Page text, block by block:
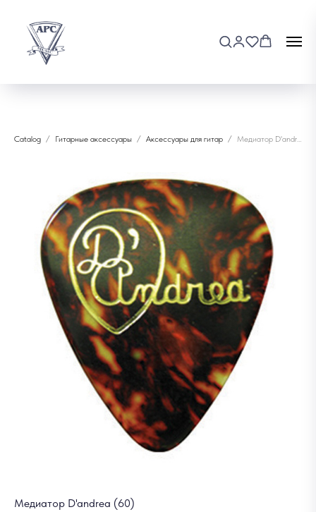
Catalog Гитарные аксессуары Аксессуары для гитар Медиатор D'andrea (60)
Медиатор D'andrea (60)